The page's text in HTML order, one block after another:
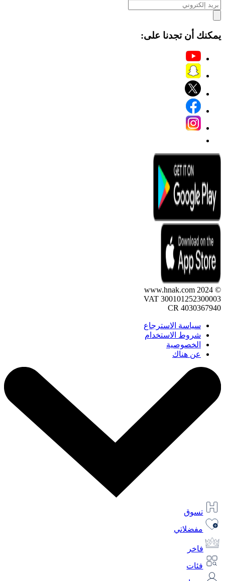
يمكنك أن تجدنا على:
© 2024 www.hnak.com
VAT 300101252300003
CR 4030367940
سياسة الاسترجاع
شروط الاستخدام
الخصوصية
عن هناك
تسوق
مفضلاتي
فاخر
فئات